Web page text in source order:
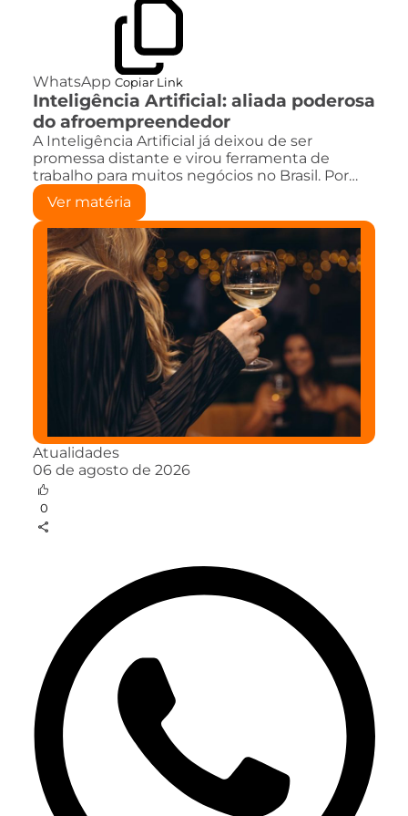
WhatsApp Copiar Link
Inteligência Artificial: aliada poderosa
do afroempreendedor
A Inteligência Artificial já deixou de ser
promessa distante e virou ferramenta de
trabalho para muitos negócios no Brasil. Por…
Ver matéria
Atualidades
06 de agosto de 2026
0